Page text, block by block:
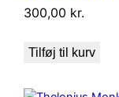
300,00 kr.
Tilføj til kurv